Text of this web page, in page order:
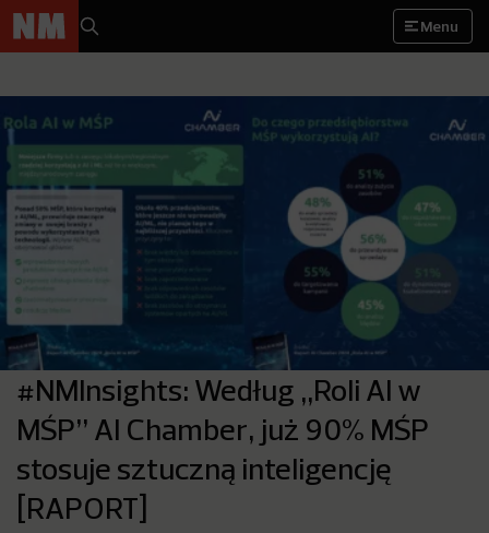
Menu
#NMInsights: Według „Roli AI w
MŚP” AI Chamber, już 90% MŚP
stosuje sztuczną inteligencję
[RAPORT]